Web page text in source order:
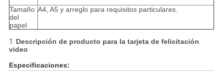
Tamaño
del
papel
A4, A5 y arreglo para requisitos particulares.
1. Descripción de producto para la tarjeta de felicitación
video
Especificaciones: